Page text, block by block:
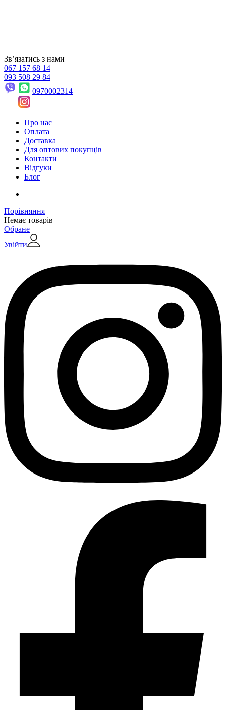
Звʼязатись з нами
067 157 68 14
093 508 29 84
0970002314
Про нас
Оплата
Доставка
Для оптових покупців
Контакти
Відгуки
Блог
Порівняння
Немає товарів
Обране
Увійти